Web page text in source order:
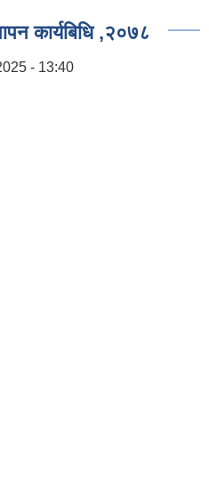
कार्यबिधि ,२०७८
- 13:40